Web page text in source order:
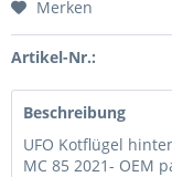
Merken
Artikel-Nr.:
Beschreibung
UFO Kotflügel
MC 85 2021- OEM